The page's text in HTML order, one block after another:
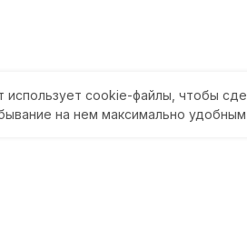
использует cookie-файлы, чтобы
на нем максимально удобным